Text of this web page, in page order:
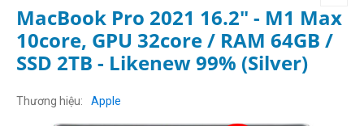
MacBook Pro 2021 16.2" - M1 Max
10core, GPU 32core / RAM 64GB /
SSD 2TB - Likenew 99% (Silver)
Thương hiệu Apple